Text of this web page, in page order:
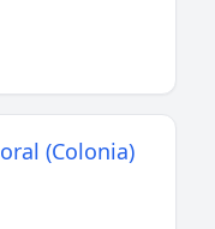
(Colonia)